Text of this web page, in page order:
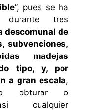
”, pues se ha
durante tres
descomunal de
subvenciones,
madejas
tipo, y, por
a gran escala,
obturar o
cualquier